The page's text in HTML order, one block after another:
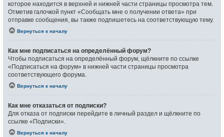
которое находится в верхней и нижней части страницы просмотра тем.
Отметив галочкой пункт «Сообщать мне о получении ответа» при
отправке сообщения, вы также подпишетесь на соответствующую тему.
Вернуться к началу
Как мне подписаться на определённый форум?
Чтобы подписаться на определённый форум, щёлкните по ссылке
«Подписаться на форум» в нижней части страницы просмотра
соответствующего форума.
Вернуться к началу
Как мне отказаться от подписки?
Для отказа от подписки перейдите в личный раздел и щёлкните по
ссылке «Подписки».
Вернуться к началу